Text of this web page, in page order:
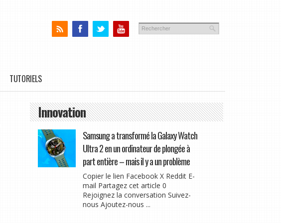
TUTORIELS
Innovation
Samsung a transformé la Galaxy Watch
Ultra 2 en un ordinateur de plongée à
part entière – mais il y a un problème
Copier le lien Facebook X Reddit E-
mail Partagez cet article 0
Rejoignez la conversation Suivez-
nous Ajoutez-nous ...